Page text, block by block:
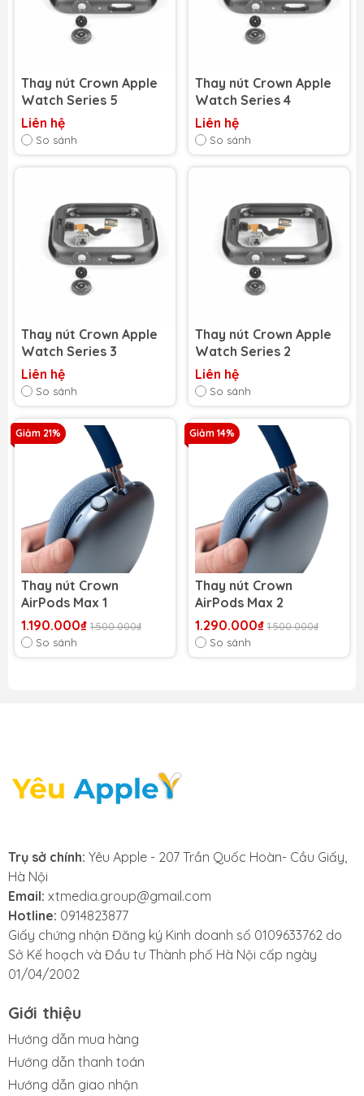
Thay nút Crown Apple
Watch Series 5
Liên hệ
So sánh
Thay nút Crown Apple
Watch Series 4
Liên hệ
So sánh
Thay nút Crown Apple
Watch Series 3
Liên hệ
So sánh
Thay nút Crown Apple
Watch Series 2
Liên hệ
So sánh
Giảm 21%
Thay nút Crown
AirPods Max 1
1.190.000₫ 1.500.000₫
So sánh
Giảm 14%
Thay nút Crown
AirPods Max 2
1.290.000₫ 1.500.000₫
So sánh
Trụ sở chính: Yêu Apple - 207 Trần Quốc Hoàn- Cầu Giấy,
Hà Nội
Email: xtmedia.group@gmail.com
Hotline: 0914823877
Giấy chứng nhận Đăng ký Kinh doanh số 0109633762 do
Sở Kế hoạch và Đầu tư Thành phố Hà Nội cấp ngày
01/04/2002
Giới thiệu
Hướng dẫn mua hàng
Hướng dẫn thanh toán
Hướng dẫn giao nhận